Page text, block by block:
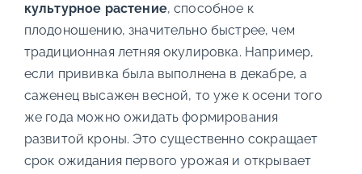
культурное растение, способное к
плодоношению, значительно быстрее, чем
традиционная летняя окулировка. Например,
если прививка была выполнена в декабре, а
саженец высажен весной, то уже к осени того
же года можно ожидать формирования
развитой кроны. Это существенно сокращает
срок ожидания первого урожая и открывает